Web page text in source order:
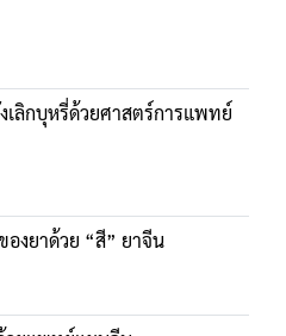
ลิกบุหรี่ด้วยศาสตร์การแพทย์
งยาด้วย “สี” ยาจีน